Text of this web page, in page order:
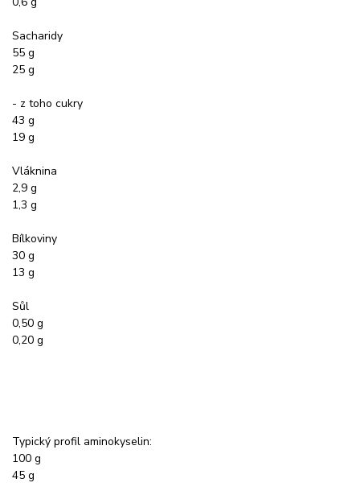
Sacharidy
55 g
25 g
- z toho cukry
43 g
19 g
Vláknina
2,9 g
1,3 g
Bílkoviny
30 g
13 g
Sůl
0,50 g
0,20 g
Typický profil aminokyselin:
100 g
45 g